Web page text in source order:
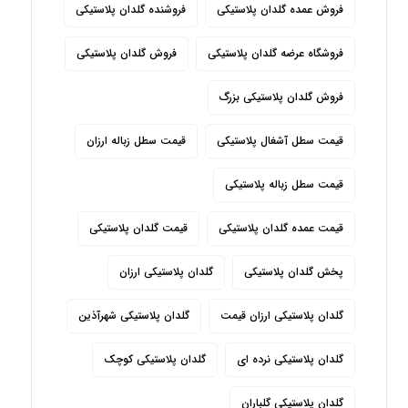
فروش عمده گلدان پلاستیکی فروشنده گلدان پلاستیکی
فروشگاه عرضه گلدان پلاستیکی فروش گلدان پلاستیکی
فروش گلدان پلاستیکی بزرگ
قیمت سطل آشغال پلاستیکی قیمت سطل زباله ارزان
قیمت سطل زباله پلاستیکی
قیمت عمده گلدان پلاستیکی قیمت گلدان پلاستیکی
پخش گلدان پلاستیکی گلدان پلاستیکی ارزان
گلدان پلاستیکی ارزان قیمت گلدان پلاستیکی شهرآذین
گلدان پلاستیکی نرده ای گلدان پلاستیکی کوچک
گلدان پلاستیکی گلباران